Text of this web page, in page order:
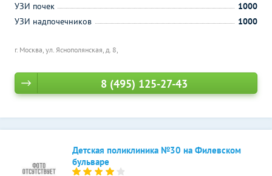
г. Москва, ул. Яснополянская, д. 8,
УЗИ почек
1000
УЗИ надпочечников
1000
8 (495) 125-27-43
Детская поликлиника №30 на Филевском
бульваре